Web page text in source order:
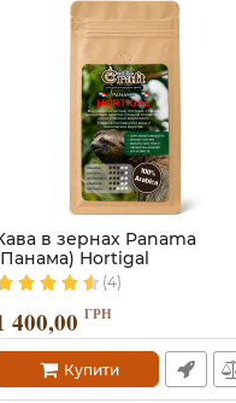
в зернах Panama
Hortigal
(4)
400,00 ГРН
Купити